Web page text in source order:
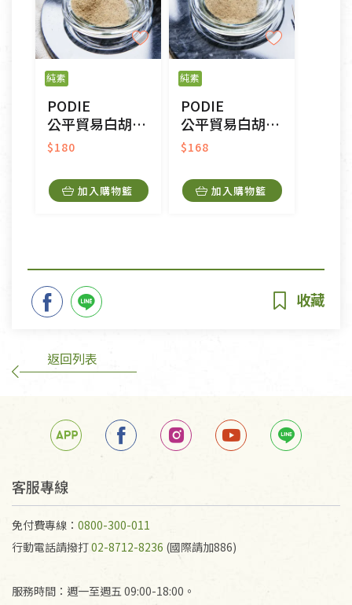
純素
PODIE
公平貿易白胡椒粉
$180
加入購物籃
純素
PODIE
公平貿易白胡椒粉-補充包
$168
加入購物籃
返回列表
客服專線
免付費專線： 0800-300-011
行動電話請撥打02-8712-8236 (國際請加886)
服務時間：週一至週五 09:00-18:00。